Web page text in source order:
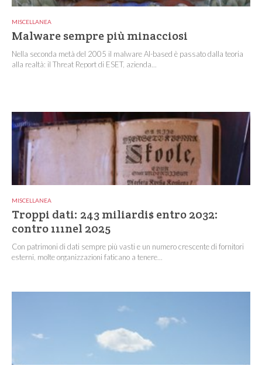
MISCELLANEA
Malware sempre più minacciosi
Nella seconda metà del 2005 il malware AI-based è passato dalla teoria
alla realtà: il Threat Report di ESET, azienda...
MISCELLANEA
Troppi dati: 243 miliardi$ entro 2032:
contro 111nel 2025
Con patrimoni di dati sempre più vasti e un numero crescente di fornitori
esterni, molte organizzazioni faticano a tenere...